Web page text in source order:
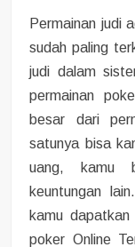
Permainan judi
sudah paling
judi dalam
permainan
besar dari
satunya bisa
uang, kamu
keuntungan
kamu
poker Online